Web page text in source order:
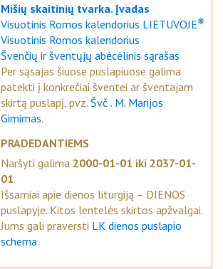
Mišių skaitinių tvarka. Įvadas
Visuotinis Romos kalendorius LIETUVOJE❋
Visuotinis Romos kalendorius
Švenčių ir šventųjų abėcėlinis sąrašas
Per sąsajas šiuose puslapiuose galima
patekti į konkrečiai šventei ar šventajam
skirtą puslapį, pvz. Švč . M. Marijos
Gimimas.
PRADEDANTIEMS
Naršyti galima 2000-01-01 iki 2037-01-
01.
Išsamiai apie dienos liturgiją – DIENOS
puslapyje. Kitos lentelės skirtos apžvalgai.
Jums gali praversti LK dienos puslapio
schema.